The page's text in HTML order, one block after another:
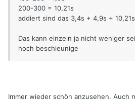
200-300 = 10,21s
addiert sind das 3,4s + 4,9s +
Das kann einzeln ja nicht weniger
hoch beschleunige
Immer wieder schön anzusehen. Auch